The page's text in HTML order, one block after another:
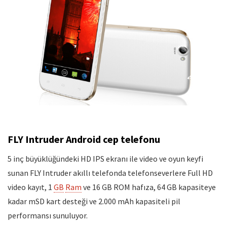
FLY Intruder Android cep telefonu
5 inç büyüklüğündeki HD IPS ekranı ile video ve oyun keyfi
sunan FLY Intruder akıllı telefonda telefonseverlere Full HD
video kayıt, 1 GB Ram ve 16 GB ROM hafıza, 64 GB kapasiteye
kadar mSD kart desteği ve 2.000 mAh kapasiteli pil
performansı sunuluyor.